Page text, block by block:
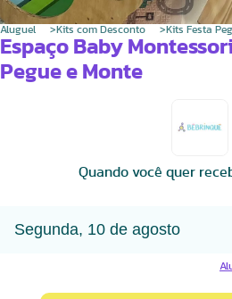
Aluguel Kits com Desconto Kits Festa
Espaço Baby
Pegue e Monte
Quando você quer